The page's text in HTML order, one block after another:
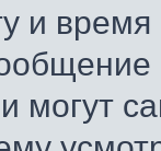
и
могут